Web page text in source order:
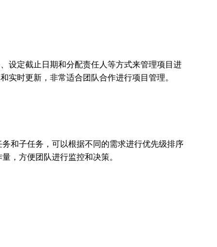
设定截止日期和分配责任人等方式来管理项目进
实时更新，非常适合团队合作进行项目管理。
和子任务，可以根据不同的需求进行优先级排序
，方便团队进行监控和决策。